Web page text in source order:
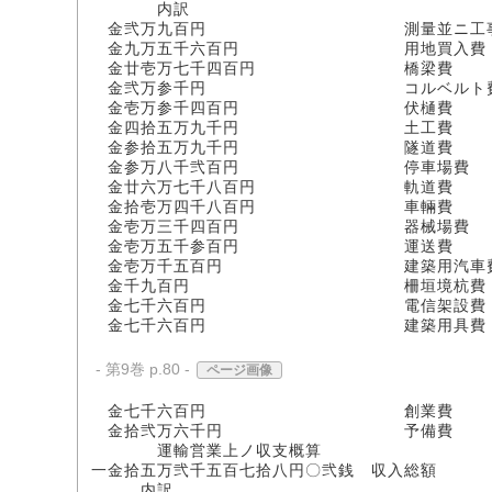
内訳
金弐万九百円 測量並ニ工事
金九万五千六百円 用地買入費
金廿壱万七千四百円 橋梁費
金弐万参千円 コルベルト
金壱万参千四百円 伏樋費
金四拾五万九千円 土工費
金参拾五万九千円 隧道費
金参万八千弐百円 停車場費
金廿六万七千八百円 軌道費
金拾壱万四千八百円 車輛費
金壱万三千四百円 器械場費
金壱万五千参百円 運送費
金壱万千五百円 建築用汽車
金千九百円 柵垣境杭費
金七千六百円 電信架設費
金七千六百円 建築用具費
- 第9巻 p.80 - ページ画像
金七千六百円 創業費
金拾弐万六千円 予備費
運輸営業上ノ収支概算
一金拾五万弐千五百七拾八円〇弐銭 収入総額